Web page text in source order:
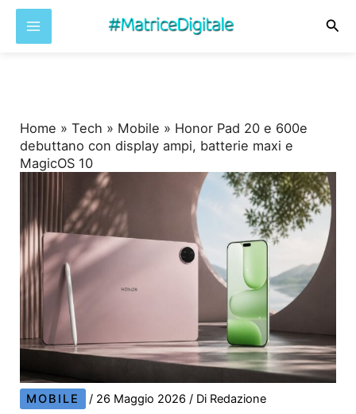
Home »Tech » Mobile » Honor Pad 20 e 600e
debuttano con display ampi, batterie maxi e
MagicOS 10
MOBILE / 26 Maggio 2026/ Di Redazione